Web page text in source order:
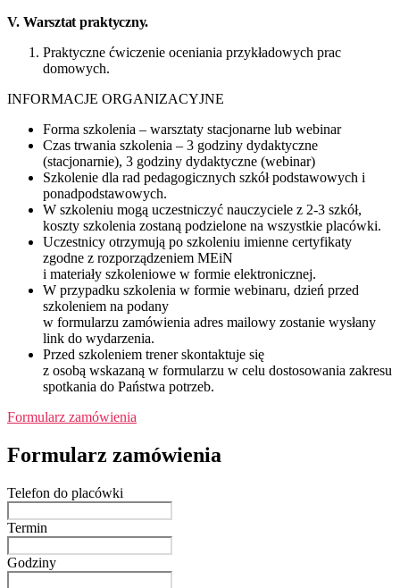
V. Warsztat praktyczny.
Praktyczne ćwiczenie oceniania przykładowych prac
domowych.
INFORMACJE ORGANIZACYJNE
Forma szkolenia – warsztaty stacjonarne lub webinar
Czas trwania szkolenia – 3 godziny dydaktyczne
(stacjonarnie), 3 godziny dydaktyczne (webinar)
Szkolenie dla rad pedagogicznych szkół podstawowych i
ponadpodstawowych.
W szkoleniu mogą uczestniczyć nauczyciele z 2-3 szkół,
koszty szkolenia zostaną podzielone na wszystkie placówki.
Uczestnicy otrzymują po szkoleniu imienne certyfikaty
zgodne z rozporządzeniem MEiN
i materiały szkoleniowe w formie elektronicznej.
W przypadku szkolenia w formie webinaru, dzień przed
szkoleniem na podany
w formularzu zamówienia adres mailowy zostanie wysłany
link do wydarzenia.
Przed szkoleniem trener skontaktuje się
z osobą wskazaną w formularzu w celu dostosowania zakresu
spotkania do Państwa potrzeb.
Formularz zamówienia
Formularz zamówienia
Telefon do placówki
Termin
Godziny